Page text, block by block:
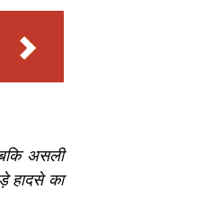
असली
हादसे का